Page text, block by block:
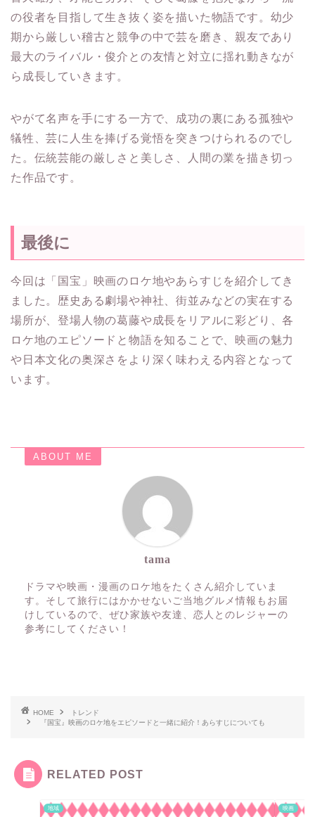
の役者を目指して生き抜く姿を描いた物語です。幼少
期から厳しい稽古と競争の中で芸を磨き、親友であり
最大のライバル・俊介との友情と対立に揺れ動きなが
ら成長していきます。
やがて名声を手にする一方で、成功の裏にある孤独や
犠牲、芸に人生を捧げる覚悟を突きつけられるのでし
た。伝統芸能の厳しさと美しさ、人間の業を描き切っ
た作品です。
最後に
今回は「国宝」映画のロケ地やあらすじを紹介してき
ました。歴史ある劇場や神社、街並みなどの実在する
場所が、登場人物の葛藤や成長をリアルに彩どり、各
ロケ地のエピソードと物語を知ることで、映画の魅力
や日本文化の奥深さをより深く味わえる内容となって
います。
ABOUT ME
tama
ドラマや映画・漫画のロケ地をたくさん紹介していま
す。そして旅行にはかかせないご当地グルメ情報もお届
けしているので、ぜひ家族や友達、恋人とのレジャーの
参考にしてください！
HOME
トレンド
『国宝』映画のロケ地をエピソードと一緒に紹介！あらすじについても
RELATED POST
地域 映画